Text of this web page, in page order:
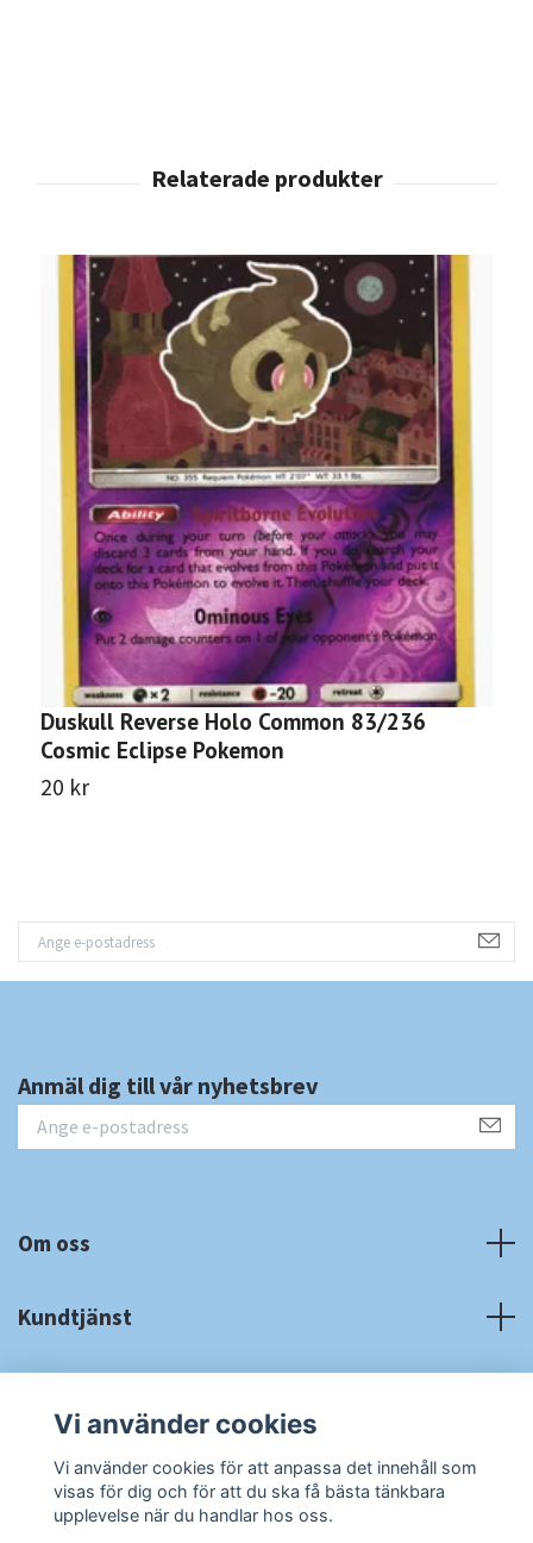
Duskull Reverse Holo Common 83/236
Cosmic Eclipse Pokemon
20 kr
Anmäl dig till vår nyhetsbrev
Om oss
Kundtjänst
Sociala medier
Vi använder cookies
Vi använder cookies för att anpassa det innehåll som
visas för dig och för att du ska få bästa tänkbara
upplevelse när du handlar hos oss.